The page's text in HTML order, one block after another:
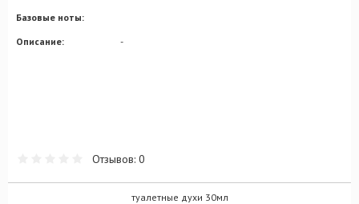
Базовые ноты:
Описание:
-
Отзывов: 0
туалетные духи 30мл